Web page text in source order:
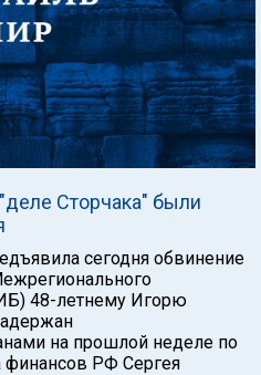
Сторчака" были
сегодня обвинение
48-летнему Игорю
на прошлой неделе по
финансов РФ Сергея